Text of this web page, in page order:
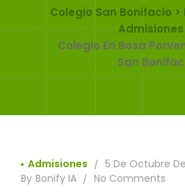
Colegio San Bonifacio >
Admisiones
Colegio En Bosa
San
Admisiones
5 De Octubre
By Bonify IA No Comments